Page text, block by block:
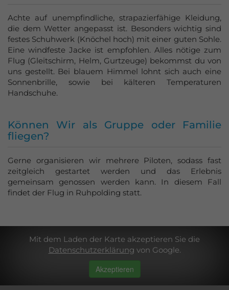
Achte auf unempfindliche, strapazierfähige Kleidung,
die dem Wetter angepasst ist. Besonders wichtig sind
festes Schuhwerk (Knöchel hoch) mit einer guten Sohle.
Eine windfeste Jacke ist empfohlen. Alles nötige zum
Flug (Gleitschirm, Helm, Gurtzeuge) bekommst du von
uns gestellt. Bei blauem Himmel lohnt sich auch eine
Sonnenbrille, sowie bei kälteren Temperaturen
Handschuhe.
Können Wir als Gruppe oder Familie
fliegen?
Gerne organisieren wir mehrere Piloten, sodass fast
zeitgleich gestartet werden und das Erlebnis
gemeinsam genossen werden kann. In diesem Fall
findet der Flug in Ruhpolding statt.
Mit dem Laden der Karte akzeptieren Sie die
Datenschutzerklärung von Google.
Akzeptieren